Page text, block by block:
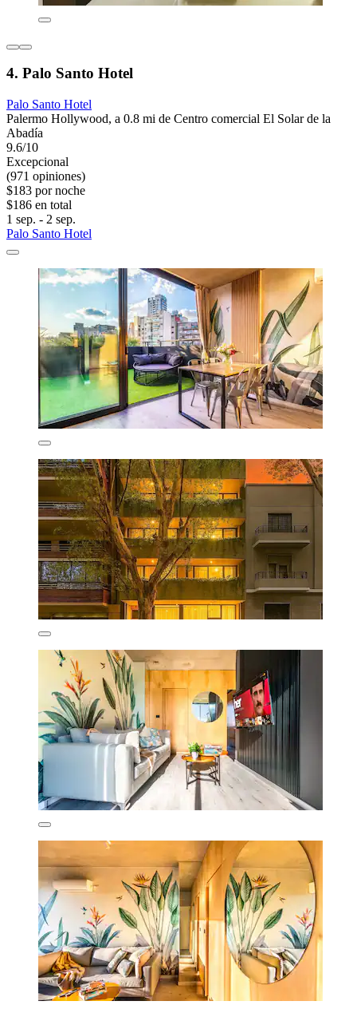
4. Palo Santo Hotel
Palo Santo Hotel
Palermo Hollywood, a 0.8 mi de Centro comercial El Solar de la
Abadía
9.6/10
Excepcional
(971 opiniones)
$183 por noche
$186 en total
1 sep. - 2 sep.
Palo Santo Hotel